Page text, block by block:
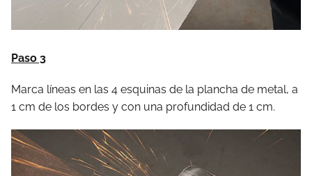
Paso 3
Marca líneas en las 4 esquinas de la plancha de metal, a
1 cm de los bordes y con una profundidad de 1 cm.